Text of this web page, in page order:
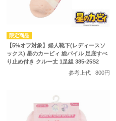
【5%オフ対象】婦人靴下(レディースソ
ックス) 星のカービィ 総パイル 足底すべ
り止め付き クルー丈 1足組 385-25S2
参考上代
800円